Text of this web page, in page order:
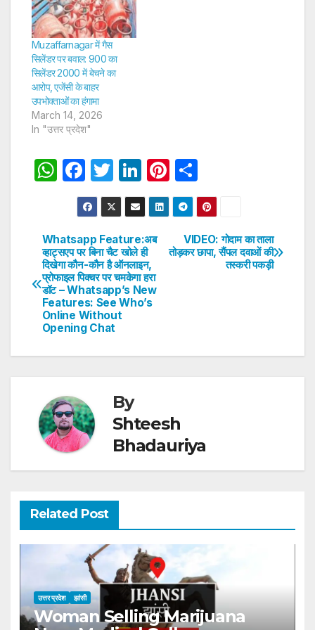
Muzaffarnagar में गैस
सिलेंडर पर बवाल: 900 का
सिलेंडर 2000 में बेचने का
आरोप, एजेंसी के बाहर
उपभोक्ताओं का हंगामा
March 14, 2026
In "उत्तर प्रदेश"
W
s
A
p
p
F
a
c
e
b
o
o
k
T
w
itt
er
Li
n
k
e
dI
n
Pi
nt
er
st
h
ar
e
Post
navigation
VIDEO: गोदाम का ताला
तोड़कर छापा, सैंपल दवाओं की
तस्करी पकड़ी
Whatsapp Feature:अब
व्हाट्सएप पर बिना चैट खोले ही
दिखेगा कौन-कौन है ऑनलाइन,
प्रोफाइल पिक्चर पर चमकेगा हरा
डॉट – Whatsapp’s New
Features: See Who’s
Online Without
Opening Chat
By
Shteesh
Bhadauriya
Related Post
उत्तर प्रदेश झांसी
Woman Selling Marijuana